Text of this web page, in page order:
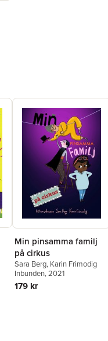
Min pinsamma familj
på cirkus
Sara Berg, Karin Frimodig
Inbunden, 2021
179 kr